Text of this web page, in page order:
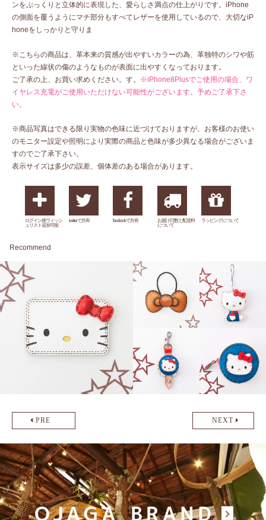
ンをぷっくりと立体的に表現した、愛らしさ満点の仕上がりです。iPhone
の側面を覆うようにマチ部分もすべてレザーを使用しているので、大切なiP
honeをしっかりと守りま
※こちらの商品は、革本来の質感が出やすいカラーの為、革独特のシワや筋
といった線状の傷のようなものが表面に出やすくなっております。
ご了承の上、お買い求めください。す。 ※iPhone8Plusでご使用の場合、ワ
イヤレス充電がご使用いただけない可能性がございます。予めご了承下さ
い。
※商品写真はできる限り実物の色味に近づけておりますが、お客様のお使い
のモニター設定や照明により実際の商品と色味が多少異なる場合がございま
すのでご了承下さい。
表示サイズは多少の誤差、個体差のある場合があります。
ログイン後ウィッシ
ュリスト追加可能
twitterで共有 facebookで共有
お届け日数と配送料
について
ラッピングについて
Recommend